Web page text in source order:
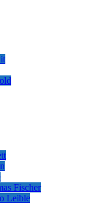
Fischer
Leible